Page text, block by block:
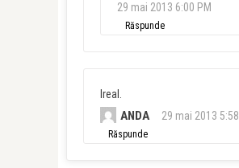
29 mai 2013 6:00 PM
Răspunde
Ireal.
ANDA 29 mai 2013
Răspunde